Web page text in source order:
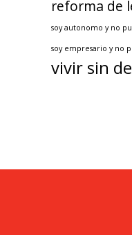
reforma de
soy autonomo y no
soy empresario y no
vivir sin